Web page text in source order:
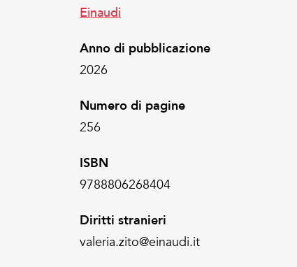
Einaudi
Anno di pubblicazione
2026
Numero di pagine
256
ISBN
9788806268404
Diritti stranieri
valeria.zito@einaudi.it